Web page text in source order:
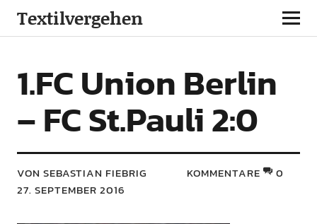
Textilvergehen
1.FC Union Berlin
– FC St.Pauli 2:0
VON SEBASTIAN FIEBRIG
27. SEPTEMBER 2016
KOMMENTARE 0